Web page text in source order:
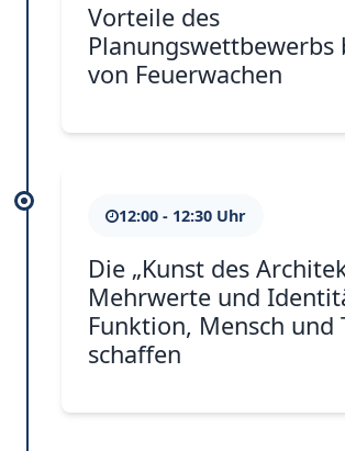
Vorteile des
Planungswettbewerbs
von Feuerwachen
12:00 - 12:30 Uhr
Die „Kunst des
Mehrwerte und
Funktion, Mensch und
schaffen